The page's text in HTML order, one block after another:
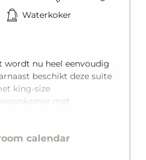
Waterkoker
wordt nu heel eenvoudig
beschikt deze suite
king-size
met
voor twee extra gasten en
vier personen.
calendar